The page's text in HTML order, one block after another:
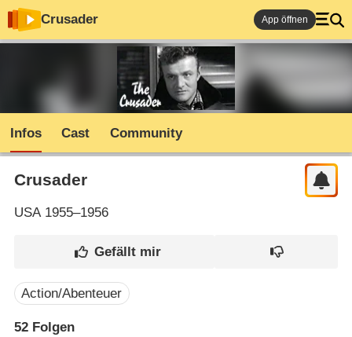
Crusader App öffnen
Infos Cast Community
Crusader
USA1955–1956
Action/Abenteuer
52Folgen